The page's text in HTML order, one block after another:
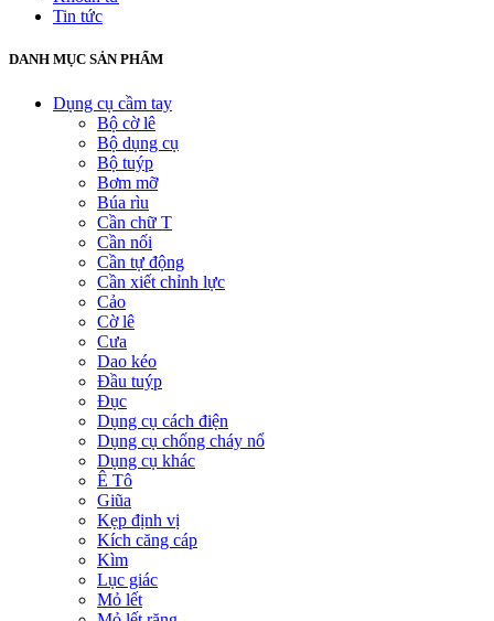
Tin tức
DANH MỤC SẢN PHẨM
Dụng cụ cầm tay
Bộ cờ lê
Bộ dụng cụ
Bộ tuýp
Bơm mỡ
Búa rìu
Cần chữ T
Cần nối
Cần tự động
Cần xiết chỉnh lực
Cảo
Cờ lê
Cưa
Dao kéo
Đầu tuýp
Đục
Dụng cụ cách điện
Dụng cụ chống cháy nổ
Dụng cụ khác
Ê Tô
Giũa
Kẹp định vị
Kích căng cáp
Kìm
Lục giác
Mỏ lết